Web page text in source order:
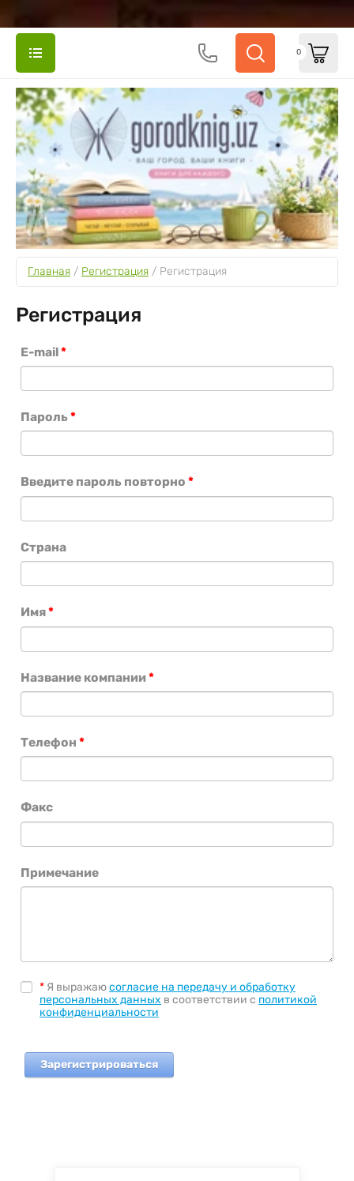
0
Главная / Регистрация / Регистрация
Регистрация
E-mail*
Пароль*
Введите пароль повторно *
Страна
Имя*
Название компании *
Телефон *
Факс
Примечание
*Я выражаюсогласие на передачу и обработку
персональных данных в соответствии с политикой
конфиденциальности